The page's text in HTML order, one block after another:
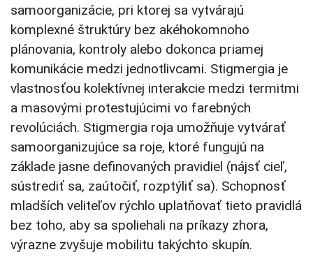
samoorganizácie, pri ktorej sa vytvárajú
komplexné štruktúry bez akéhokomnoho
plánovania, kontroly alebo dokonca priamej
komunikácie medzi jednotlivcami. Stigmergia je
vlastnosťou kolektívnej interakcie medzi termitmi
a masovými protestujúcimi vo farebných
revolúciách. Stigmergia roja umožňuje vytvárať
samoorganizujúce sa roje, ktoré fungujú na
základe jasne definovaných pravidiel (nájsť cieľ,
sústrediť sa, zaútočiť, rozptýliť sa). Schopnosť
mladších veliteľov rýchlo uplatňovať tieto pravidlá
bez toho, aby sa spoliehali na príkazy zhora,
výrazne zvyšuje mobilitu takýchto skupín.